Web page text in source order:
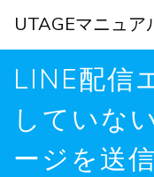
Skip
content
LINE配信
していな
ージを送
UTAGEマニュア